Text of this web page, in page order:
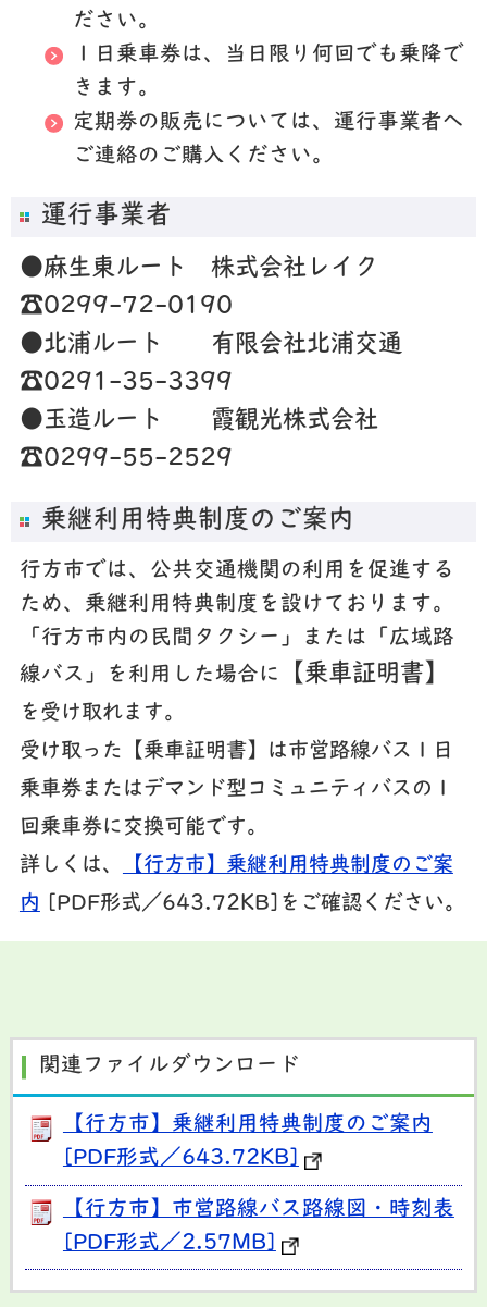
ださい。
１日乗車券は、当日限り何回でも乗降で
きます。
定期券の販売については、運行事業者へ
ご連絡のご購入ください。
運行事業者
●麻生東ルート 株式会社レイク
☎0299-72-0190
●北浦ルート 有限会社北浦交通
☎0291-35-3399
●玉造ルート 霞観光株式会社
☎0299-55-2529
乗継利用特典制度のご案内
行方市では、公共交通機関の利用を促進する
ため、乗継利用特典制度を設けております。
「行方市内の民間タクシー」または「広域路
線バス」を利用した場合に
【乗車証明書】
を受け取れます。
受け取った【乗車証明書】は市営路線バス１日
乗車券またはデマンド型コミュニティバスの１
回乗車券に交換可能です。
詳しくは、
【行方市】乗継利用特典制度のご案
内 [PDF形式／643.72KB]をご確認ください。
関連ファイルダウンロード
【行方市】乗継利用特典制度のご案内
[PDF形式／643.72KB]
【行方市】市営路線バス路線図・時刻表
[PDF形式／2.57MB]